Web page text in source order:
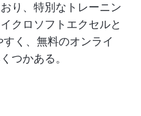
り、特別なトレーニン
クロソフトエクセルと
すく、無料のオンライ
つかある。